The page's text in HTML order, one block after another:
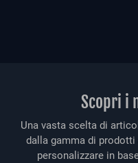
Scopri i
Una vasta scelta di
dalla gamma di prodotti
personalizzare in